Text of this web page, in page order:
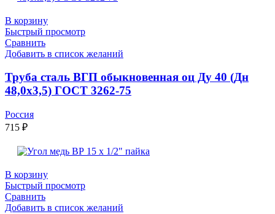
В корзину
Быстрый просмотр
Сравнить
Добавить в список желаний
Труба сталь ВГП обыкновенная оц Ду 40 (Дн
48,0х3,5) ГОСТ 3262-75
Россия
715 ₽
В корзину
Быстрый просмотр
Сравнить
Добавить в список желаний